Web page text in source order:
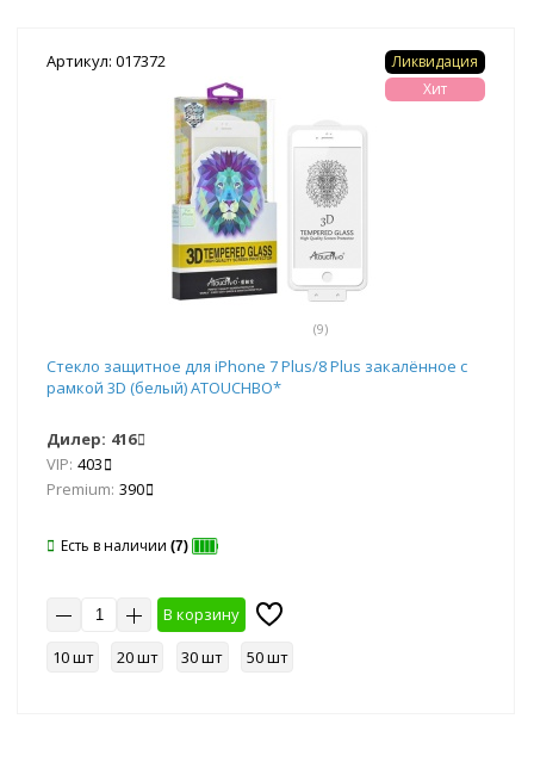
Артикул: 017372
(9)
Ликвидация
Хит
Стекло защитное для iPhone 7 Plus/8 Plus закалённое с
рамкой 3D (белый) ATOUCHBO*
Дилер: 416
VIP: 403
Premium: 390
Есть в наличии (7)
В корзину
10 шт
20 шт 30 шт 50 шт